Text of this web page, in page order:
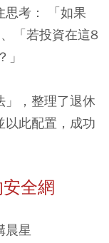
思考： 「如果
「若投資在這8
」，整理了退休
以此配置，成功
全網
晨星